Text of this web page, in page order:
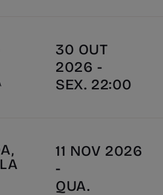
30 OUT
2026 -
SEX. 22:00
11 NOV 2026
-
QUA.